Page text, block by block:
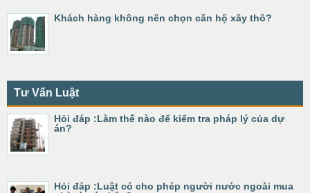
Khách hàng không nên chọn căn hộ xây thô?
Tư Vấn Luật
Hỏi đáp :Làm thế nào để kiểm tra pháp lý của dự
án?
Hỏi đáp :Luật có cho phép người nước ngoài mua